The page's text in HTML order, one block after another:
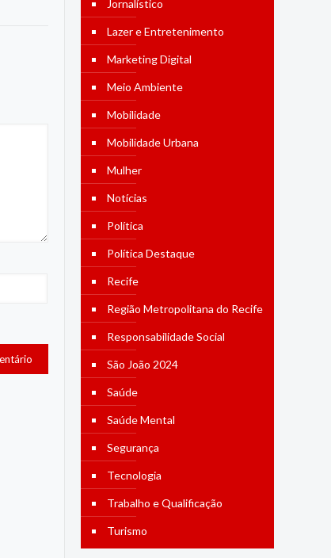
Jornalístico
Lazer e Entretenimento
Marketing Digital
Meio Ambiente
Mobilidade
Mobilidade Urbana
Mulher
Notícias
Política
Política Destaque
Recife
Região Metropolitana do Recife
Responsabilidade Social
São João 2024
Saúde
Saúde Mental
Segurança
Tecnologia
Trabalho e Qualificação
Turismo